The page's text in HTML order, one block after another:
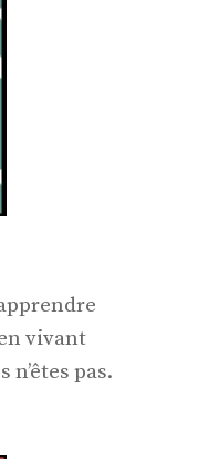
vivant
pas.